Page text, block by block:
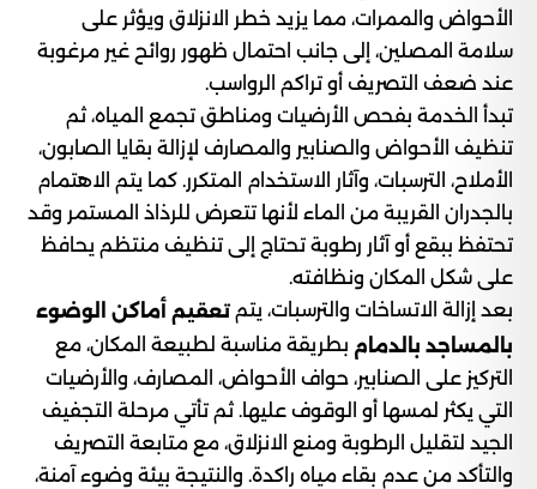
الأحواض والممرات، مما يزيد خطر الانزلاق ويؤثر على
سلامة المصلين، إلى جانب احتمال ظهور روائح غير مرغوبة
عند ضعف التصريف أو تراكم الرواسب.
تبدأ الخدمة بفحص الأرضيات ومناطق تجمع المياه، ثم
تنظيف الأحواض والصنابير والمصارف لإزالة بقايا الصابون،
الأملاح، الترسبات، وآثار الاستخدام المتكرر. كما يتم الاهتمام
بالجدران القريبة من الماء لأنها تتعرض للرذاذ المستمر وقد
تحتفظ ببقع أو آثار رطوبة تحتاج إلى تنظيف منتظم يحافظ
على شكل المكان ونظافته.
بعد إزالة الاتساخات والترسبات، يتمتعقيم أماكن الوضوء
بالمساجد بالدمام بطريقة مناسبة لطبيعة المكان، مع
التركيز على الصنابير، حواف الأحواض، المصارف، والأرضيات
التي يكثر لمسها أو الوقوف عليها. ثم تأتي مرحلة التجفيف
الجيد لتقليل الرطوبة ومنع الانزلاق، مع متابعة التصريف
والتأكد من عدم بقاء مياه راكدة. والنتيجة بيئة وضوء آمنة،